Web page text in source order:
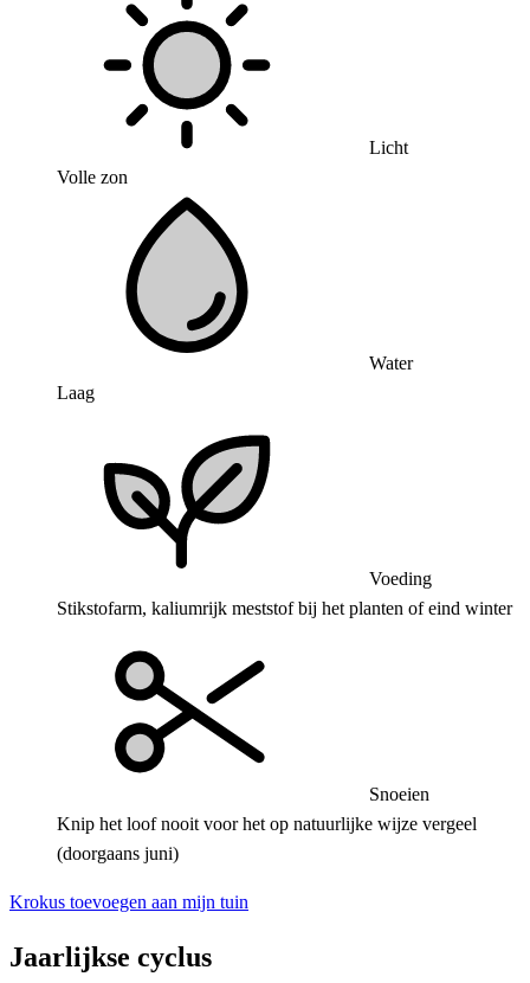
Licht
Volle zon
Water
Laag
Voeding
Stikstofarm, kaliumrijk meststof bij het planten of eind winter
Snoeien
Knip het loof nooit voor het op natuurlijke wijze vergeel
(doorgaans juni)
Krokus toevoegen aan mijn tuin
Jaarlijkse cyclus